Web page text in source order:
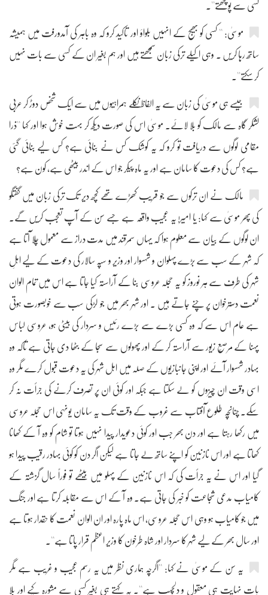
کسی سے پوچھتے''۔
موسیٰ: '' کسی کو بھیج کے انہیں بلواؤ اور تاکید کرو کہ وہ باہر کی آمدورفت میں ہمیشہ
ساتھ رہا کریں ۔ وہی اکیلے ترکی زبان سمجھتے ہیں اور ہم بغیر ان کے کسی سے بات نہیں
کر سکتے''۔
جیسے ہی موسیٰ کی زبان سے یہ الفاظ نکلے ہمراہیوں میں سے ایک شخص دوڑ کر عربی
لشکر گاہ سے مالک کو بلا لائے۔ موسیٰ اس کی صورت دیکھ کر بہت خوش ہوا اور کہا ''ذرا
مقامی لوگوں سے دریافت تو کرو کہ یہ کوشک کس نے بنائی ہے؟ کس لیے بنائی گئی
ہے؟ کس کی دعوت کا سامان ہے اور یہ ماہ پیکر جو اس کے اندر بیٹھی ہے، کون ہے؟
مالک نے ان ترکوں سے جو قریب کھڑے تھے کچھ دیر تک ترکی زبان میں گفتگو
کی پھر موسیٰ سے کہا: یا امیر! یہ عجیب واقعہ ہے جسے سن کے آپ تعجب کریں گے۔
ان لوگوں کے بیان سے معلوم ہوا کہ یہاں سمرقند میں مدت دراز سے معمول چلا آتا ہے
کہ شہر کے سب سے بڑے پہلوان و شہسوار اور وزیر و سپہ سالار کی دعوت کے لیے اہلِ
شہر کی طرف سے ہر نوروز کو یہ حجلہ عروسی بنا کے آراستہ کیا جاتا ہے اس میں تمام الوان
نعمت دسترخوان پر چنے جاتے ہیں ۔ اور شہر بھر میں جو لڑکی سب سے خوبصورت ہوتی
ہے عام اس سے کہ وہ کسی بڑے سے بڑے رئیس و سردار کی بیٹی ہو، عروسی لباس
پہنا کے مرصّع زیور سے آراستہ کر کے اور پھولوں سے سجا کے بٹھا دی جاتی ہے تاکہ وہ
بہادر شہسوار آئے اور اپنی جانبازیوں کے صلہ میں اہل شہر کی یہ دعوت قبول کرے مگر وہ
اسی وقت ان چیزوں کو لے سکتا ہے جبکہ اور کوئی ان پر تصرف کرنے کی جرأت نہ کر
سکے۔ چنانچہ طلوع آفتاب سے غروب کے وقت تک یہ سامان یونہی اس حجلہ عروسی
میں رکھا رہتا ہے اور دن بھر جب اور کوئی دعویدار پیدا نہیں ہوتا تو شام کو وہ آ کے کھانا
کھاتا ہے اور اس نازنین کو اپنے ساتھ لے جاتا ہے لیکن اگر دن کو کوئی بہادر رقیب پیدا ہو
گیا اور اس نے یہ جرأت کی کہ اس نازنین کے پہلو میں بیٹھے تو فوراً سال گزشتہ کے
کامیاب مدعی شجاعت کو خبر کی جاتی ہے۔ وہ آ کے اس سے مقابلہ کرتا ہے اور جنگ
میں جو کامیاب ہو وہی اس حجلہ عروسی، اس ماہ پارہ اور ان الوان نعمت کا حقدار ہوتا ہے
اور سال بھر کے لیے شہر کا سردار اور شاہ طرخون کا وزیر اعظم قرار پاتا ہے''۔
یہ سن کے موسیٰ نے کہا: ''اگرچہ ہماری نظر میں یہ رسم عجیب و غریب ہے مگر
بات نہایت ہی معقول و دلچسپ ہے''۔ یہ کہتے ہی بغیر کسی سے مشورہ کیے اور بلا